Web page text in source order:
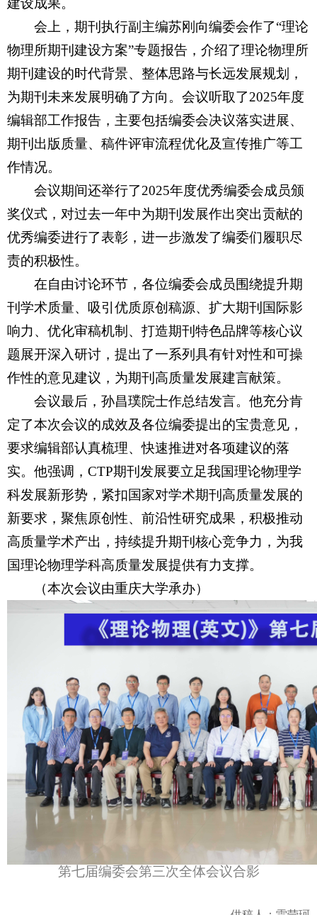
建设成果。
会上，期刊执行副主编苏刚向编委会作了“理论
物理所期刊建设方案”专题报告，介绍了理论物理所
期刊建设的时代背景、整体思路与长远发展规划，
为期刊未来发展明确了方向。会议听取了2025年度
编辑部工作报告，主要包括编委会决议落实进展、
期刊出版质量、稿件评审流程优化及宣传推广等工
作情况。
会议期间还举行了2025年度优秀编委会成员颁
奖仪式，对过去一年中为期刊发展作出突出贡献的
优秀编委进行了表彰，进一步激发了编委们履职尽
责的积极性。
在自由讨论环节，各位编委会成员围绕提升期
刊学术质量、吸引优质原创稿源、扩大期刊国际影
响力、优化审稿机制、打造期刊特色品牌等核心议
题展开深入研讨，提出了一系列具有针对性和可操
作性的意见建议，为期刊高质量发展建言献策。
会议最后，孙昌璞院士作总结发言。他充分肯
定了本次会议的成效及各位编委提出的宝贵意见，
要求编辑部认真梳理、快速推进对各项建议的落
实。他强调， CTP期刊发展要立足我国理论物理学
科发展新形势，紧扣国家对学术期刊高质量发展的
新要求，聚焦原创性、前沿性研究成果，积极推动
高质量学术产出，持续提升期刊核心竞争力，为我
国理论物理学科高质量发展提供有力支撑。
（本次会议由重庆大学承办）
第七届编委会第三次全体会议合影